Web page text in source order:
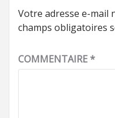
Votre adresse e-mail
champs obligatoires
COMMENTAIRE*